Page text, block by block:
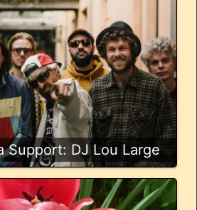
Support: DJ Lou Large